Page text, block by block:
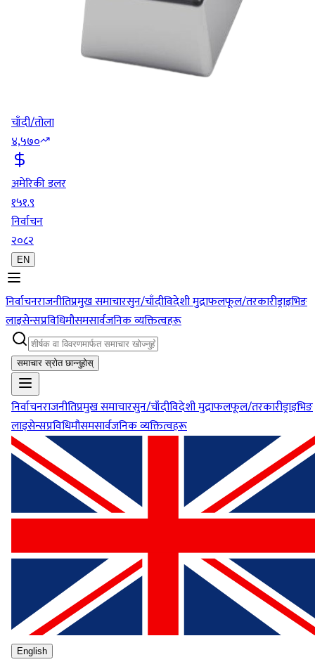
चाँदी/तोला
४,५७०
अमेरिकी डलर
१५१.९
निर्वाचन
२०८२
EN
निर्वाचनराजनीतिप्रमुख समाचारसुन/चाँदीविदेशी मुद्राफलफूल/तरकारीड्राइभिङ
लाइसेन्सप्रविधिमौसमसार्वजनिक व्यक्तित्वहरू
समाचार स्रोत छान्नुहोस्
निर्वाचनराजनीतिप्रमुख समाचारसुन/चाँदीविदेशी मुद्राफलफूल/तरकारीड्राइभिङ
लाइसेन्सप्रविधिमौसमसार्वजनिक व्यक्तित्वहरू
English